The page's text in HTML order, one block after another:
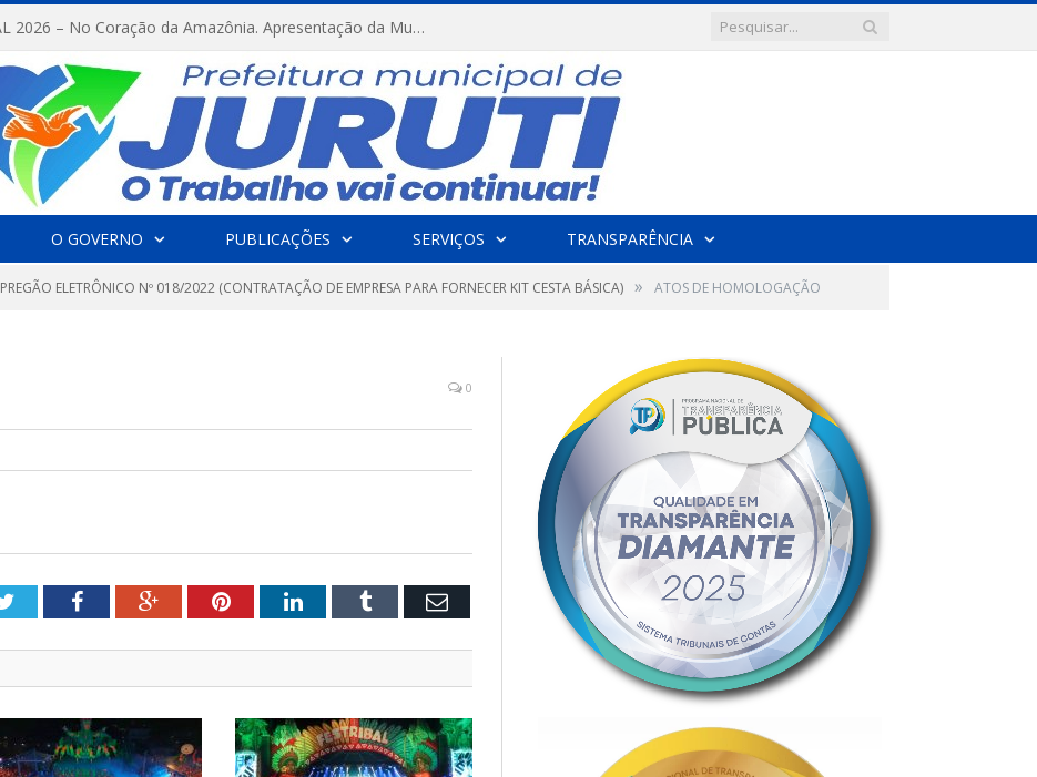
FESTRIBAL 2026 – No Coração da Amazônia. Apresentação da Munduruku.
O GOVERNO PUBLICAÇÕES SERVIÇOS TRANSPARÊNCIA
PREGÃO ELETRÔNICO Nº 018/2022 (CONTRATAÇÃO DE EMPRESA PARA FORNECER KIT CESTA BÁSICA) » ATOS DE HOMOLOGAÇÃO
0
TwitterFacebookGoogle+PinterestLinkedInTumblr Email